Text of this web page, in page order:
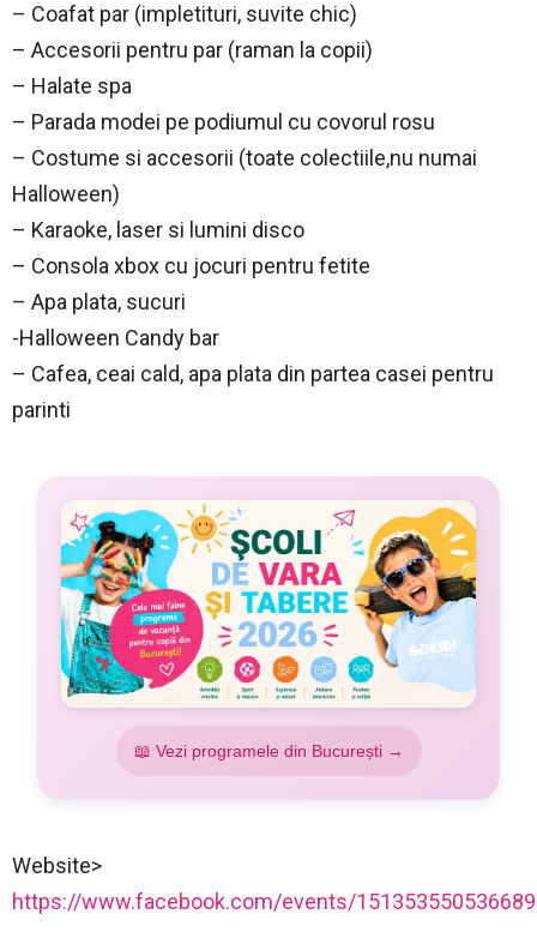
– Coafat par (impletituri, suvite chic)
– Accesorii pentru par (raman la copii)
– Halate spa
– Parada modei pe podiumul cu covorul rosu
– Costume si accesorii (toate colectiile,nu numai
Halloween)
– Karaoke, laser si lumini disco
– Consola xbox cu jocuri pentru fetite
– Apa plata, sucuri
-Halloween Candy bar
– Cafea, ceai cald, apa plata din partea casei pentru
parinti
📖 Vezi programele din București →
Website>
https://www.facebook.com/events/